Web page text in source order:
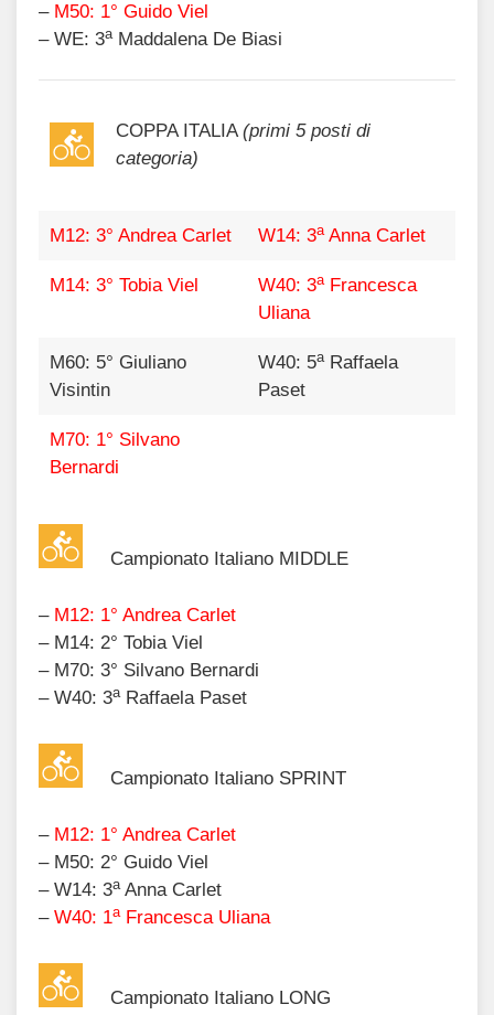
– M50: 1° Guido Viel
– WE: 3aMaddalena De Biasi
COPPA ITALIA(primi 5 posti di
categoria)
M12: 3° Andrea Carlet W14: 3aAnna Carlet
M14: 3° Tobia Viel W40: 3aFrancesca
Uliana
M60: 5° Giuliano
Visintin
W40: 5aRaffaela
Paset
M70: 1° Silvano
Bernardi
Campionato Italiano MIDDLE
– M12: 1° Andrea Carlet
– M14: 2° Tobia Viel
– M70: 3° Silvano Bernardi
– W40: 3aRaffaela Paset
Campionato Italiano SPRINT
– M12: 1° Andrea Carlet
– M50: 2° Guido Viel
– W14: 3aAnna Carlet
– W40: 1aFrancesca Uliana
Campionato Italiano LONG